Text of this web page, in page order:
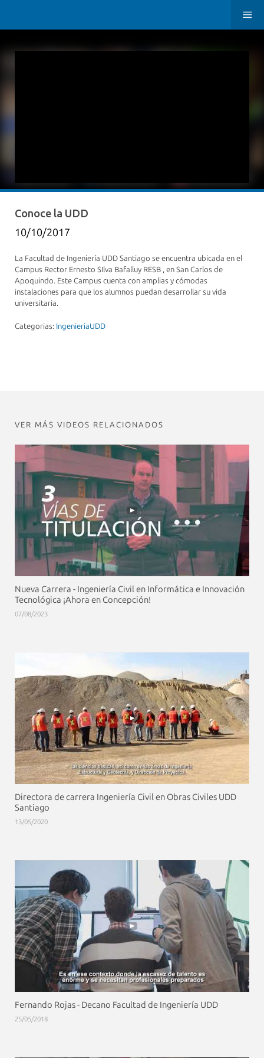
Conoce la UDD
10/10/2017
La Facultad de Ingeniería UDD Santiago se encuentra ubicada en el
Campus Rector Ernesto SIlva Bafalluy RESB , en San Carlos de
Apoquindo. Este Campus cuenta con amplias y cómodas
instalaciones para que los alumnos puedan desarrollar su vida
universitaria.
Categorias: IngenieriaUDD
VER MÁS VIDEOS RELACIONADOS
Nueva Carrera - Ingeniería Civil en Informática e Innovación
Tecnológica ¡Ahora en Concepción!
07/08/2023
Directora de carrera Ingeniería Civil en Obras Civiles UDD
Santiago
13/05/2020
Fernando Rojas - Decano Facultad de Ingeniería UDD
25/05/2018